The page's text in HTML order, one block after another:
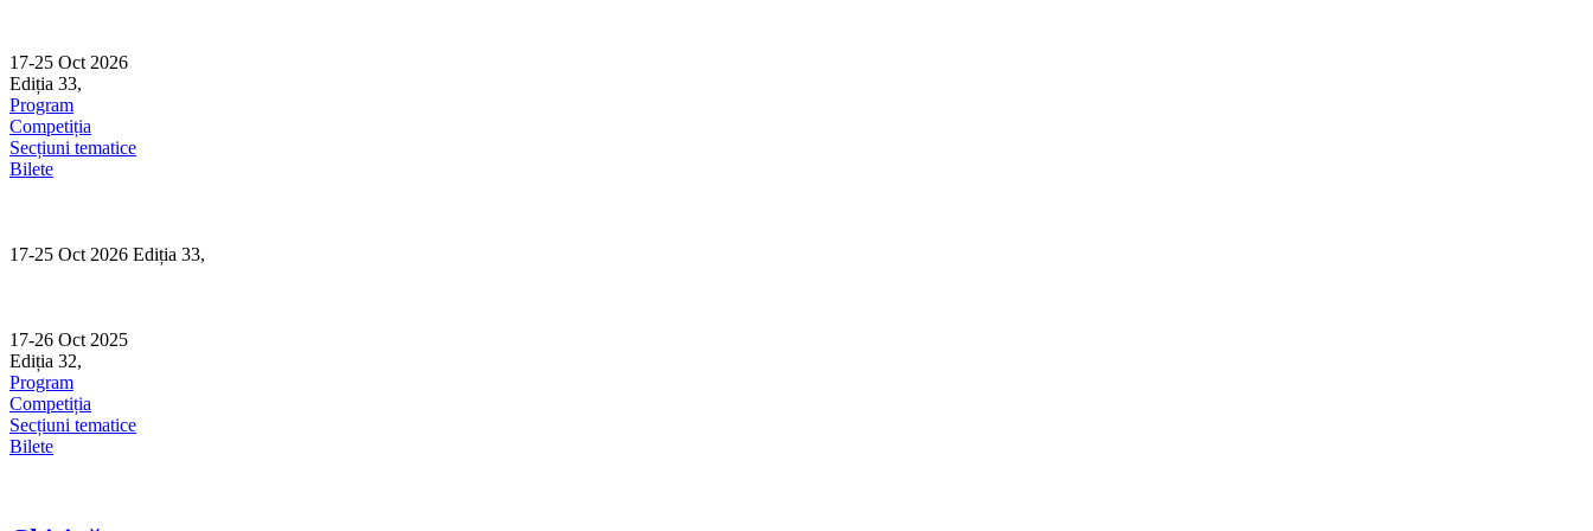
content
17-25 Oct 2026
Ediția 33,
Program
Competiția
Secțiuni tematice
Bilete
17-25 Oct 2026 Ediția 33,
17-26 Oct 2025
Ediția 32,
Program
Competiția
Secțiuni tematice
Bilete